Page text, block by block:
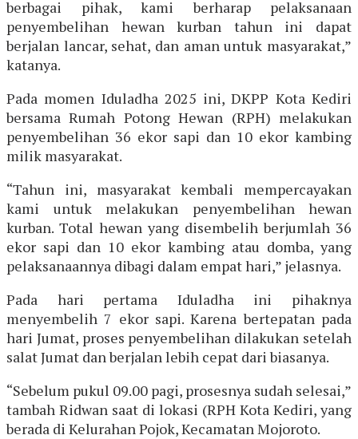
berbagai pihak, kami berharap pelaksanaan
penyembelihan hewan kurban tahun ini dapat
berjalan lancar, sehat, dan aman untuk masyarakat,”
katanya.
Pada momen Iduladha 2025 ini, DKPP Kota Kediri
bersama Rumah Potong Hewan (RPH) melakukan
penyembelihan 36 ekor sapi dan 10 ekor kambing
milik masyarakat.
“Tahun ini, masyarakat kembali mempercayakan
kami untuk melakukan penyembelihan hewan
kurban. Total hewan yang disembelih berjumlah 36
ekor sapi dan 10 ekor kambing atau domba, yang
pelaksanaannya dibagi dalam empat hari,” jelasnya.
Pada hari pertama Iduladha ini pihaknya
menyembelih 7 ekor sapi. Karena bertepatan pada
hari Jumat, proses penyembelihan dilakukan setelah
salat Jumat dan berjalan lebih cepat dari biasanya.
“Sebelum pukul 09.00 pagi, prosesnya sudah selesai,”
tambah Ridwan saat di lokasi (RPH Kota Kediri, yang
berada di Kelurahan Pojok, Kecamatan Mojoroto.